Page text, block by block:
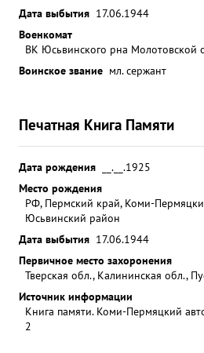
Дата выбытия 17.06.1944
Военкомат
ВК Юсьвинского рна Молотовской
Воинское звание мл. сержант
Печатная Книга Памяти
Дата рождения
__.__.1925
Место рождения
РФ, Пермский край, Коми-
Юсьвинский район
Дата выбытия 17.06.1944
Первичное место захоронения
Тверская обл., Калининская обл.,
Источник информации
Книга памяти. Коми-Пермяцкий
2